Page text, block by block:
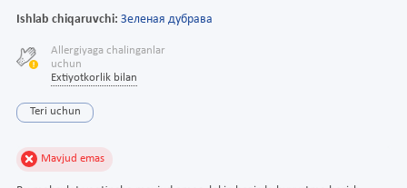
Ishlab chiqaruvchi: Зеленая дубрава
Allergiyaga chalinganlar
uchun
Extiyotkorlik bilan
Teri uchun
Mavjud emas